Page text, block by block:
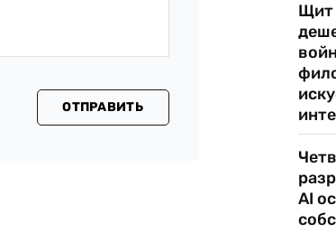
ОТПРАВИТЬ
Щит
AI